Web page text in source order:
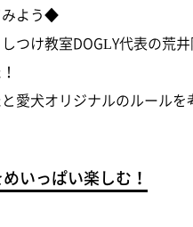
よう◆
つけ教室DOGLY代表の荒
愛犬オリジナルのルール
いっぱい楽しむ！